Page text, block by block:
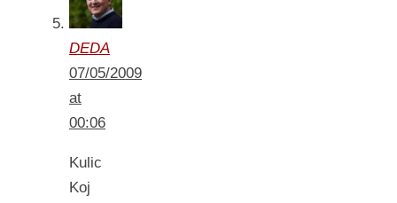
DEDA
07/05/2009
at
00:06
Kulic
Koj